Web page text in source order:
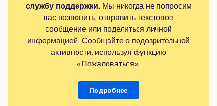
службу поддержки.Мы никогда не попросим
вас позвонить, отправить текстовое
сообщение или поделиться личной
информацией. Сообщайте о подозрительной
активности, используя функцию
«Пожаловаться».
Подробнее